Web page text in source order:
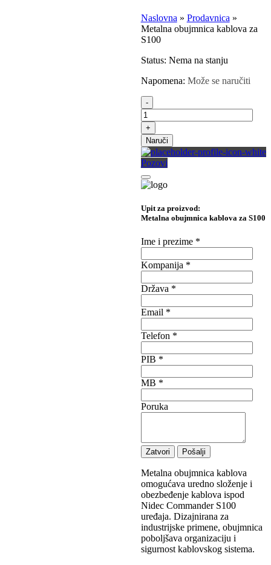
Naslovna » Prodavnica »
Metalna obujmnica kablova za
S100
Status: Nema na stanju
Napomena: Može se naručiti
-
+
Naruči
Pozovi
Upit za proizvod:
Metalna obujmnica kablova za S100
Ime i prezime*
Kompanija *
Država *
Email *
Telefon *
PIB *
MB *
Poruka
Zatvori Pošalji
Metalna obujmnica kablova
omogućava uredno složenje i
obezbeđenje kablova ispod
Nidec Commander S100
uređaja. Dizajnirana za
industrijske primene, obujmnica
poboljšava organizaciju i
sigurnost kablovskog sistema.